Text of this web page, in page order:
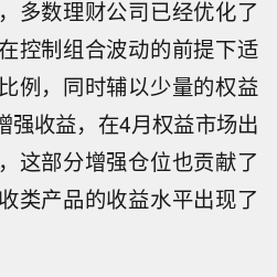
多数理财公司已经优化了
控制组合波动的前提下适
例，同时辅以少量的权益
强收益，在4月权益市场出
这部分增强仓位也贡献了
类产品的收益水平出现了